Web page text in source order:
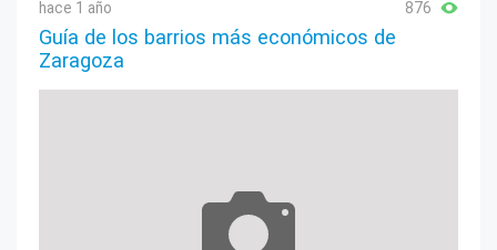
hace 1 año 876
Guía de los barrios más económicos de
Zaragoza